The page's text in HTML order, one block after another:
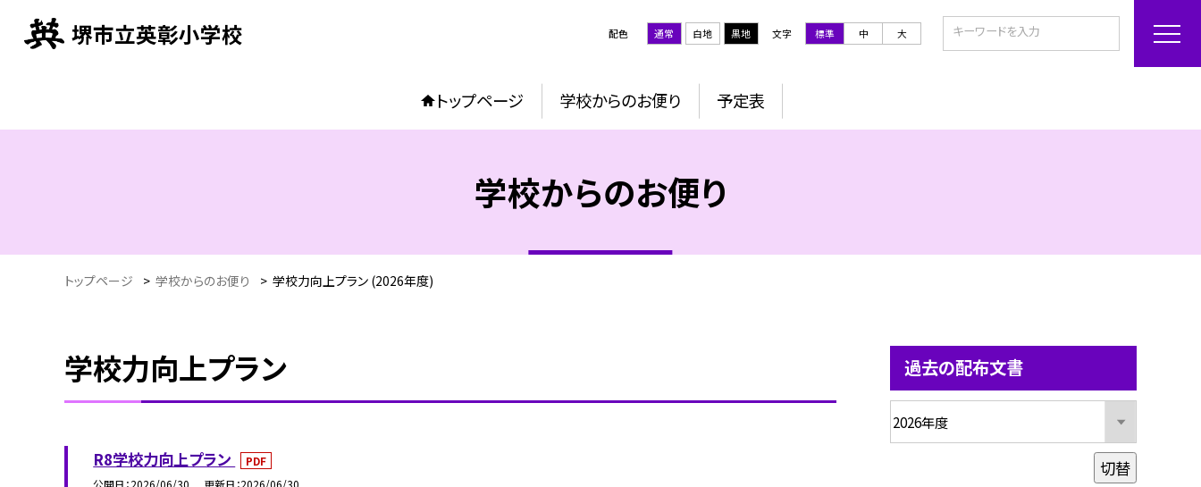
堺市立英彰小学校 配色 通常 白地 黒地 文字 標準 中 大
トップページ 学校からのお便り 予定表
学校からのお便り
トップページ > 学校からのお便り > 学校力向上プラン (2026年度)
学校力向上プラン
R8学校力向上プラン
PDF
過去の配布文書
切替